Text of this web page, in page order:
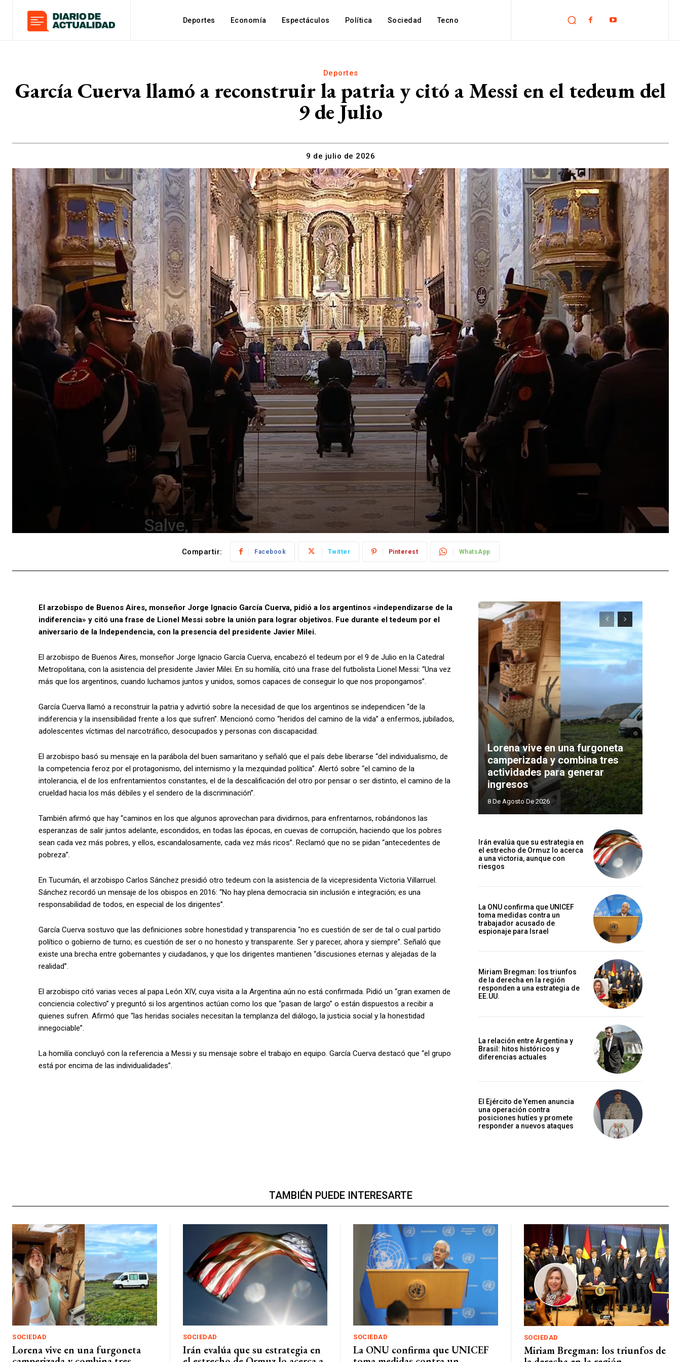
Deportes Economía Espectáculos Política Sociedad Tecno
Deportes
García Cuerva llamó a reconstruir la patria y citó a Messi en el tedeum del
9 de Julio
9 de julio de 2026
Compartir: Facebook Twitter Pinterest WhatsApp
El arzobispo de Buenos Aires, monseñor Jorge Ignacio García Cuerva, pidió a los argentinos «independizarse de la
indiferencia» y citó una frase de Lionel Messi sobre la unión para lograr objetivos. Fue durante el tedeum por el
aniversario de la Independencia, con la presencia del presidente Javier Milei.
El arzobispo de Buenos Aires, monseñor Jorge Ignacio García Cuerva, encabezó el tedeum por el 9 de Julio en la Catedral
Metropolitana, con la asistencia del presidente Javier Milei. En su homilía, citó una frase del futbolista Lionel Messi: “Una vez
más que los argentinos, cuando luchamos juntos y unidos, somos capaces de conseguir lo que nos propongamos”.
García Cuerva llamó a reconstruir la patria y advirtió sobre la necesidad de que los argentinos se independicen “de la
indiferencia y la insensibilidad frente a los que sufren”. Mencionó como “heridos del camino de la vida” a enfermos, jubilados,
adolescentes víctimas del narcotráfico, desocupados y personas con discapacidad.
El arzobispo basó su mensaje en la parábola del buen samaritano y señaló que el país debe liberarse “del individualismo, de
la competencia feroz por el protagonismo, del internismo y la mezquindad política”. Alertó sobre “el camino de la
intolerancia, el de los enfrentamientos constantes, el de la descalificación del otro por pensar o ser distinto, el camino de la
crueldad hacia los más débiles y el sendero de la discriminación”.
También afirmó que hay “caminos en los que algunos aprovechan para dividirnos, para enfrentarnos, robándonos las
esperanzas de salir juntos adelante, escondidos, en todas las épocas, en cuevas de corrupción, haciendo que los pobres
sean cada vez más pobres, y ellos, escandalosamente, cada vez más ricos”. Reclamó que no se pidan “antecedentes de
pobreza”.
En Tucumán, el arzobispo Carlos Sánchez presidió otro tedeum con la asistencia de la vicepresidenta Victoria Villarruel.
Sánchez recordó un mensaje de los obispos en 2016: “No hay plena democracia sin inclusión e integración; es una
responsabilidad de todos, en especial de los dirigentes”.
García Cuerva sostuvo que las definiciones sobre honestidad y transparencia “no es cuestión de ser de tal o cual partido
político o gobierno de turno; es cuestión de ser o no honesto y transparente. Ser y parecer, ahora y siempre”. Señaló que
existe una brecha entre gobernantes y ciudadanos, y que los dirigentes mantienen “discusiones eternas y alejadas de la
realidad”.
El arzobispo citó varias veces al papa León XIV, cuya visita a la Argentina aún no está confirmada. Pidió un “gran examen de
conciencia colectivo” y preguntó si los argentinos actúan como los que “pasan de largo” o están dispuestos a recibir a
quienes sufren. Afirmó que “las heridas sociales necesitan la templanza del diálogo, la justicia social y la honestidad
innegociable”.
La homilía concluyó con la referencia a Messi y su mensaje sobre el trabajo en equipo. García Cuerva destacó que “el grupo
está por encima de las individualidades”.
Lorena vive en una furgoneta
camperizada y combina tres
actividades para generar
ingresos
8 De Agosto De 2026
Irán evalúa que su estrategia en
el estrecho de Ormuz lo acerca
a una victoria, aunque con
riesgos
La ONU confirma que UNICEF
toma medidas contra un
trabajador acusado de
espionaje para Israel
Miriam Bregman: los triunfos
de la derecha en la región
responden a una estrategia de
EE.UU.
La relación entre Argentina y
Brasil: hitos históricos y
diferencias actuales
El Ejército de Yemen anuncia
una operación contra
posiciones hutíes y promete
responder a nuevos ataques
TAMBIÉN PUEDE INTERESARTE
SOCIEDAD
Lorena vive en una furgoneta
SOCIEDAD
Irán evalúa que su estrategia en
SOCIEDAD
La ONU confirma que UNICEF
SOCIEDAD
Miriam Bregman: los triunfos de